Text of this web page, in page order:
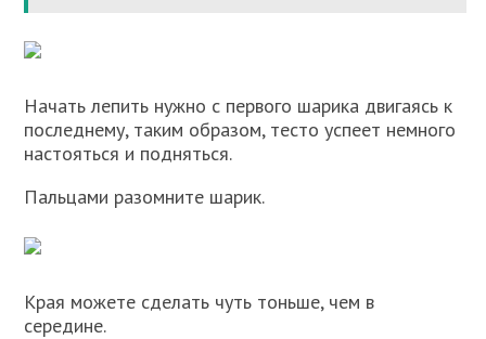
Начать лепить нужно с первого шарика двигаясь к
последнему, таким образом, тесто успеет немного
настояться и подняться.
Пальцами разомните шарик.
Края можете сделать чуть тоньше, чем в
середине.